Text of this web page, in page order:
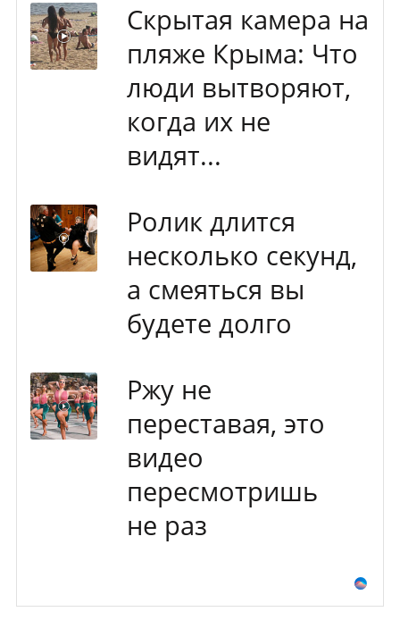
Скрытая камера на
пляже Крыма: Что
люди вытворяют,
когда их не
видят...
Ролик длится
несколько секунд,
а смеяться вы
будете долго
Ржу не
переставая, это
видео
пересмотришь
не раз